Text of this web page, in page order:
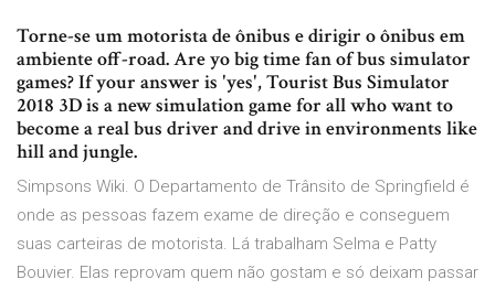
Torne-se um motorista de ônibus e dirigir o ônibus em
ambiente off-road. Are yo big time fan of bus simulator
games? If your answer is 'yes', Tourist Bus Simulator
2018 3D is a new simulation game for all who want to
become a real bus driver and drive in environments like
hill and jungle.
Simpsons Wiki. O Departamento de Trânsito de Springfield é
onde as pessoas fazem exame de direção e conseguem
suas carteiras de motorista. Lá trabalham Selma e Patty
Bouvier. Elas reprovam quem não gostam e só deixam passar